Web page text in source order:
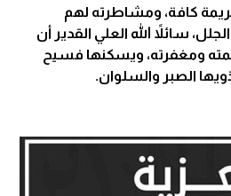
كافة، ومشاطرته لهم
سائلاً الله العلي القدير أن
ومغفرته، ويسكنها فسيح
الصبر والسلوان.